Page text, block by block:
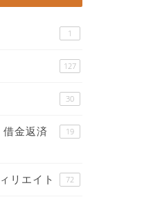
1
127
30
金返済
19
リエイト 72